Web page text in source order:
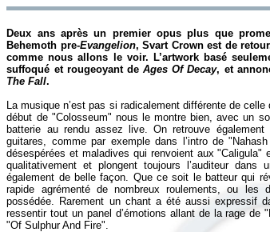
Deux ans après un premier opus plus que
Behemoth pre-Evangelion, Svart Crown est de
comme nous allons le voir. L’artwork basé
suffoqué et rougeoyant deAges Of Decay, et
The Fall.
La musique n’est pas si radicalement différente de
début de "Colosseum" nous le montre bien, avec un
batterie au rendu assez live. On retrouve
guitares, comme par exemple dans l’intro de
désespérées et maladives qui renvoient aux
qualitativement et plongent toujours l’auditeur
également de belle façon. Que ce soit le batteur qui
rapide agrémenté de nombreux roulements, ou
possédée. Rarement un chant a été aussi expressif
ressentir tout un panel d’émotions allant de la rage
"Of Sulphur And Fire".